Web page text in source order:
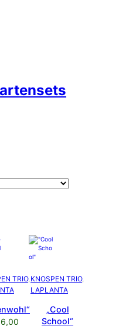
TRIO , KNOSPEN TRIO
LAPLANTA
„Cool
School“